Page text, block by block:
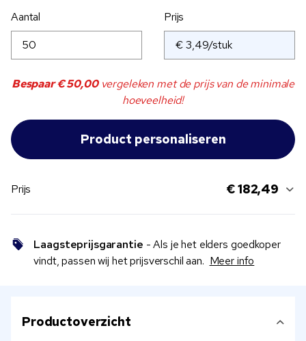
Aantal Prijs
Bespaar€ 50,00vergeleken met de prijs van de minimale
hoeveelheid!
Prijs € 182,49
Laagsteprijsgarantie - Als je het elders goedkoper
vindt, passen wij het prijsverschil aan. Meer info
Productoverzicht